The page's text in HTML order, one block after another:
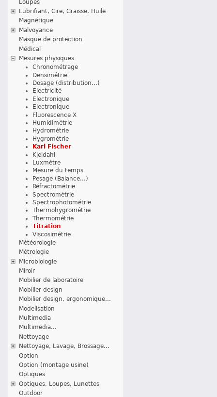
Loupes
Lubrifiant, Cire, Graisse, Huile
Magnétique
Malvoyance
Masque de protection
Médical
Mesures physiques
Chronométrage
Densimétrie
Dosage (distribution...)
Electricité
Electronique
Electronique
Fluorescence X
Humidimétrie
Hydrométrie
Hygrométrie
Karl Fischer
Kjeldahl
Luxmètre
Mesure du temps
Pesage (Balance...)
Réfractométrie
Spectrométrie
Spectrophotométrie
Thermohygrométrie
Thermométrie
Titration
Viscosimétrie
Météorologie
Métrologie
Microbiologie
Miroir
Mobilier de laboratoire
Mobilier design
Mobilier design, ergonomique...
Modelisation
Multimedia
Multimedia...
Nettoyage
Nettoyage, Lavage, Brossage...
Option
Option (montage usine)
Optiques
Optiques, Loupes, Lunettes
Outdoor